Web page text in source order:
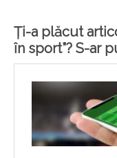
Ți-a plăcut
în sport”? S-ar